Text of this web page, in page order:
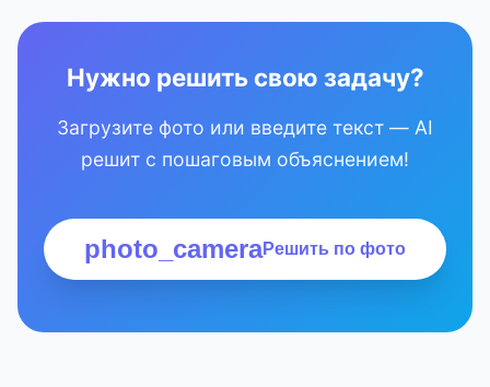
Нужно решить свою задачу?
Загрузите фото или введите текст — AI
решит с пошаговым объяснением!
photo_cameraРешить по фото